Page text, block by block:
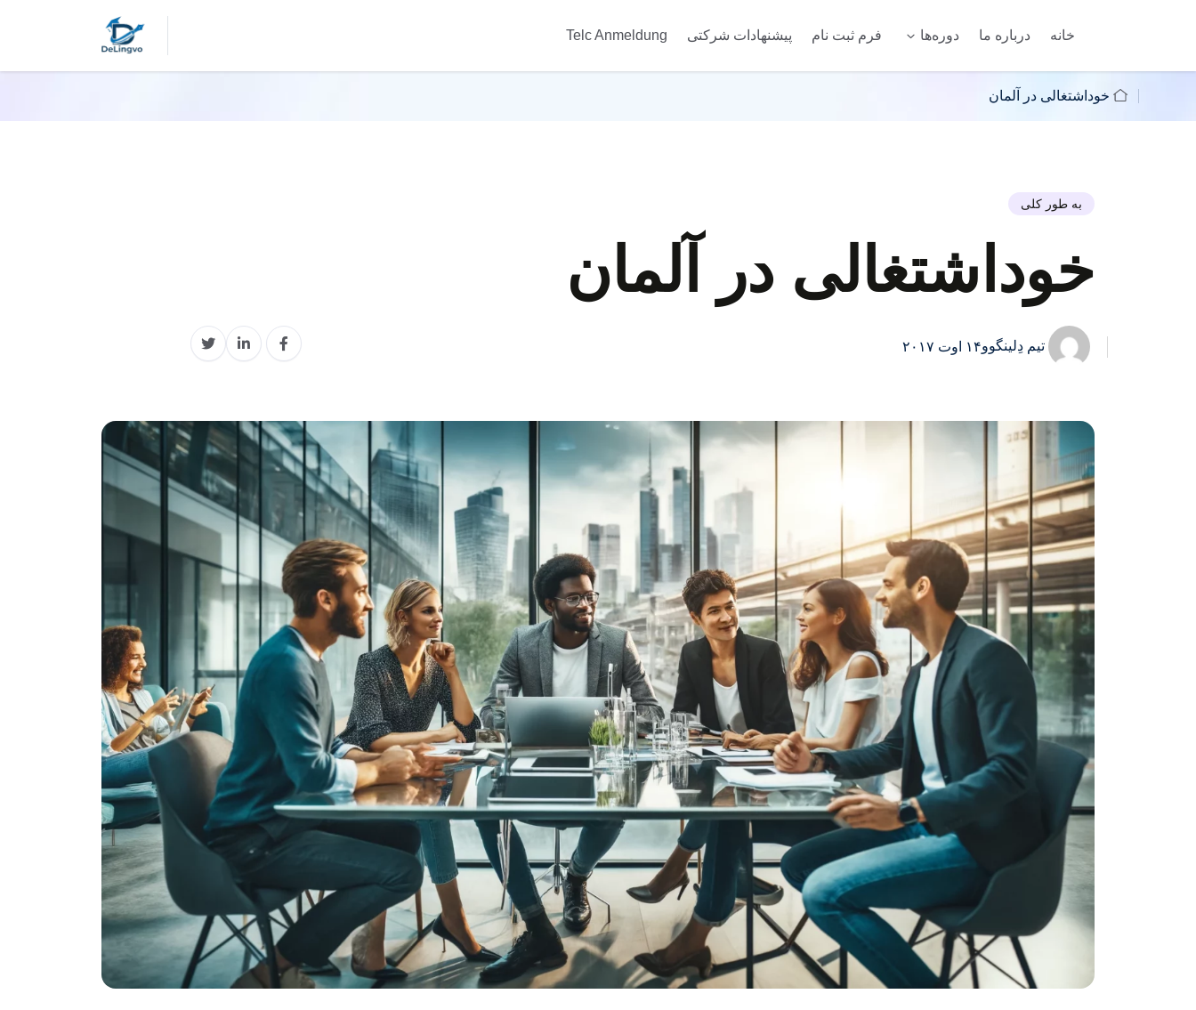
خانه درباره ما دوره‌ها فرم ثبت نام پیشنهادات شرکتی Telc Anmeldung
خوداشتغالی در آلمان
به طور کلی
خوداشتغالی در آلمان
تیم دِلینگوو۱۴ اوت ۲۰۱۷